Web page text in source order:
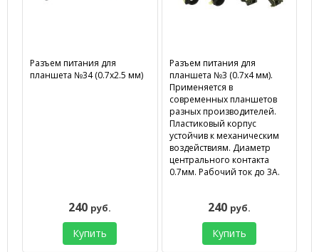
Разъем питания для
планшета №34 (0.7х2.5 мм)
240 руб.
Купить
Разъем питания для
планшета №3 (0.7х4 мм).
Применяется в
современных планшетов
разных производителей.
Пластиковый корпус
устойчив к механическим
воздействиям. Диаметр
центрального контакта
0.7мм. Рабочий ток до 3А.
240 руб.
Купить